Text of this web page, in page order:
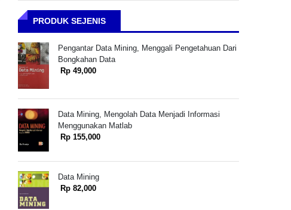
PRODUK SEJENIS
Pengantar Data Mining, Menggali Pengetahuan Dari
Bongkahan Data
Rp 49,000
Data Mining, Mengolah Data Menjadi Informasi
Menggunakan Matlab
Rp 155,000
Data Mining
Rp 82,000